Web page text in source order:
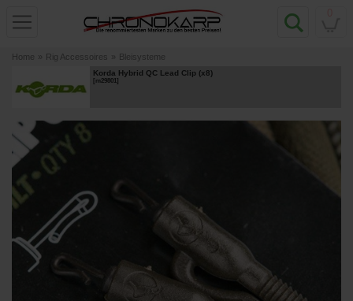
Home » Rig Accessoires » Bleisysteme
Korda Hybrid QC Lead Clip (x8)
m29801]